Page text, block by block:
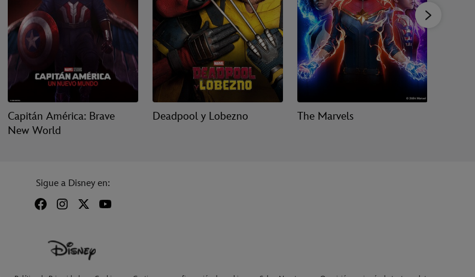
Capitán América: Brave
New World
Deadpool y Lobezno The Marvels
Sigue a Disney en: